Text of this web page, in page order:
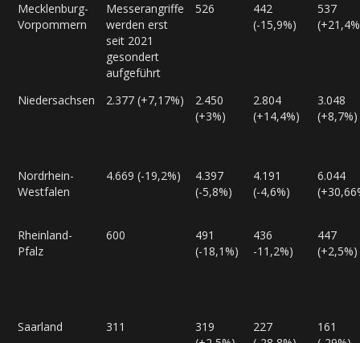
Mecklenburg-
Vorpommern
Messerangriffe
werden erst
seit 2021
gesondert
aufgeführt
526
442
(-15,9%)
537
Niedersachsen 2.377 (+7,17%)
2.450
(+3%)
2.804
(+14,4%)
3.048
(+8,7%)
Nordrhein-
Westfalen
4.669 (-19,2%)
4.397
(-5,8%)
4.191
(-4,6%)
6.044
Rheinland-
Pfalz
600
491
(-18,1%)
436
-11,2%)
447
(+2,5%)
Saarland 311
319
227
161